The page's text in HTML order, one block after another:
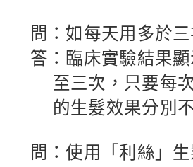
問：如每天用多於
答：臨床實驗結果
至三次，只要每
的生髮效果分別
問：使用「利絲」